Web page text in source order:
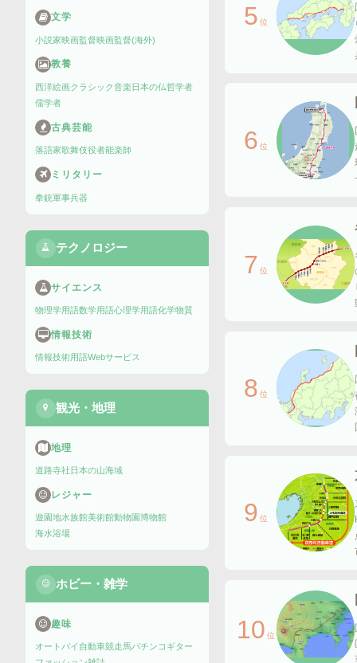
文学
小説家映画監督映画監督(海外)
教養
西洋絵画クラシック音楽 日本の仏哲学者
儒学者
古典芸能
落語家歌舞伎役者能楽師
ミリタリー
拳銃軍事兵器
テクノロジー
サイエンス
物理学用語数学用語心理学用語化学物質
情報技術
情報技術用語Webサービス
観光・地理
地理
道路寺社 日本の山海域
レジャー
遊園地水族館美術館動物園博物館
海水浴場
ホビー・雑学
趣味
オートバイ 自動車競走馬パチンコ ギター
5 位
6 位
7 位
8 位
9 位
10 位